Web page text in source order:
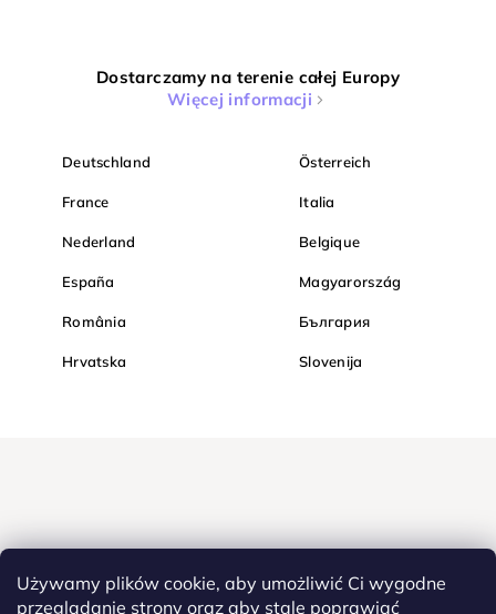
Używamy plików cookie, aby umożliwić Ci wygodne
przeglądanie strony oraz aby stale poprawiać
Dostarczamy na terenie całej Europy
Więcej informacji
Deutschland Österreich
France Italia
Nederland Belgique
España Magyarország
România България
Hrvatska Slovenija